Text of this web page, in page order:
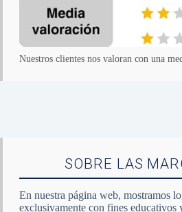
Nuestros clientes nos valoran con una
SOBRE LAS
En nuestra página web, mostramos
exclusivamente con fines educativos